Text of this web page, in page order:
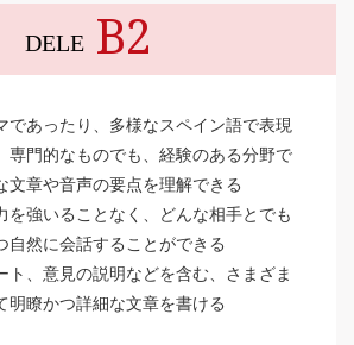
DELE B2
であったり、多様なスペイン語で表現
専門的なものでも、経験のある分野で
文章や音声の要点を理解できる
を強いることなく、どんな相手とでも
自然に会話することができる
ト、意見の説明などを含む、さまざま
明瞭かつ詳細な文章を書ける